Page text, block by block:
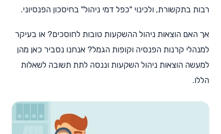
רבות בתקשורת, ולכינוי "כפל דמי ניהול" בחיסכון הפנסיוני.
אך האם הוצאות ניהול ההשקעות טובות לחוסכים? או בעיקר
למנהלי קרנות הפנסיה וקופות הגמל? אנחנו נסביר כאן מהן
למעשה הוצאות ניהול השקעות וננסה לתת תשובה לשאלות
הללו.